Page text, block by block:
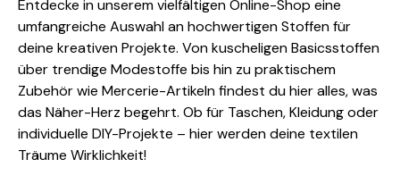
Entdecke in unserem vielfältigen Online-Shop eine
umfangreiche Auswahl an hochwertigen Stoffen für
deine kreativen Projekte. Von kuscheligen Basicsstoffen
über trendige Modestoffe bis hin zu praktischem
Zubehör wie Mercerie-Artikeln findest du hier alles, was
das Näher-Herz begehrt. Ob für Taschen, Kleidung oder
individuelle DIY-Projekte – hier werden deine textilen
Träume Wirklichkeit!